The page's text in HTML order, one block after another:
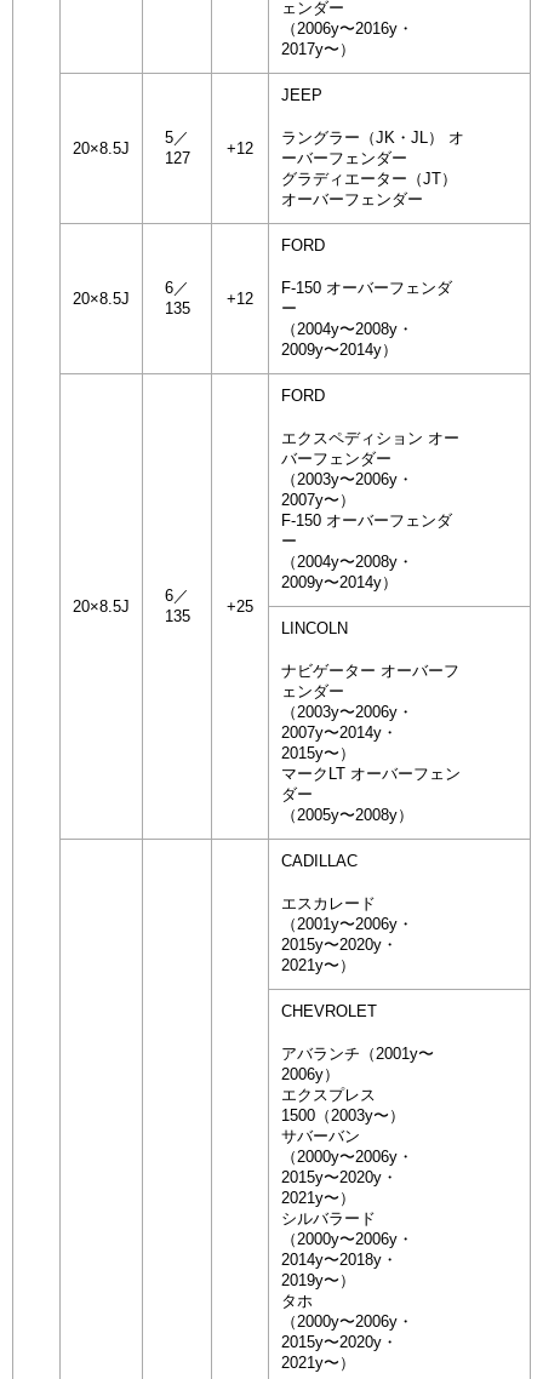
ェンダー
（2006y〜2016y・
2017y〜）
20×8.5J
5／
127
+12
JEEP
ラングラー（JK・JL） オ
ーバーフェンダー
グラディエーター（JT）
オーバーフェンダー
20×8.5J
6／
135
+12
FORD
F-150 オーバーフェンダ
ー
（2004y〜2008y・
2009y〜2014y）
20×8.5J
6／
135
+25
FORD
エクスペディション オー
バーフェンダー
（2003y〜2006y・
2007y〜）
F-150 オーバーフェンダ
ー
（2004y〜2008y・
2009y〜2014y）
LINCOLN
ナビゲーター オーバーフ
ェンダー
（2003y〜2006y・
2007y〜2014y・
2015y〜）
マークLT オーバーフェン
ダー
（2005y〜2008y）
CADILLAC
エスカレード
（2001y〜2006y・
2015y〜2020y・
2021y〜）
CHEVROLET
アバランチ（2001y〜
2006y）
エクスプレス
1500（2003y〜）
サバーバン
（2000y〜2006y・
2015y〜2020y・
2021y〜）
シルバラード
（2000y〜2006y・
2014y〜2018y・
2019y〜）
タホ
（2000y〜2006y・
2015y〜2020y・
2021y〜）